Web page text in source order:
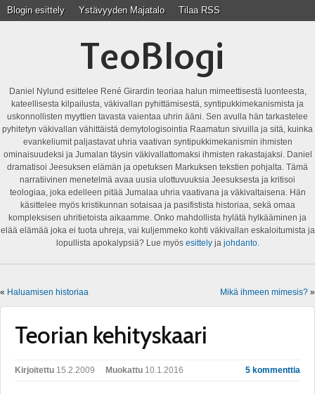
Blogin esittely Ystävyyden Majatalo Tilaa RSS
TeoBlogi
Daniel Nylund esittelee René Girardin teoriaa halun mimeettisestä luonteesta,
kateellisesta kilpailusta, väkivallan pyhittämisestä, syntipukkimekanismista ja
uskonnollisten myyttien tavasta vaientaa uhrin ääni. Sen avulla hän tarkastelee
pyhitetyn väkivallan vähittäistä demytologisointia Raamatun sivuilla ja sitä, kuinka
evankeliumit paljastavat uhria vaativan syntipukkimekanismin ihmisten
ominaisuudeksi ja Jumalan täysin väkivallattomaksi ihmisten rakastajaksi. Daniel
dramatisoi Jeesuksen elämän ja opetuksen Markuksen tekstien pohjalta. Tämä
narratiivinen menetelmä avaa uusia ulottuvuuksia Jeesuksesta ja kritisoi
teologiaa, joka edelleen pitää Jumalaa uhria vaativana ja väkivaltaisena. Hän
käsittelee myös kristikunnan sotaisaa ja pasifistista historiaa, sekä omaa
kompleksisen uhritietoista aikaamme. Onko mahdollista hylätä hylkääminen ja
elää elämää joka ei tuota uhreja, vai kuljemmeko kohti väkivallan eskaloitumista ja
lopullista apokalypsiä? Lue myös esittelyja johdanto.
« Haluamisen historiaa Mikä ihmeen mimesis? »
Teorian kehityskaari
5 kommenttia
Kirjoitettu 15.2.2009 Muokattu 10.1.2016